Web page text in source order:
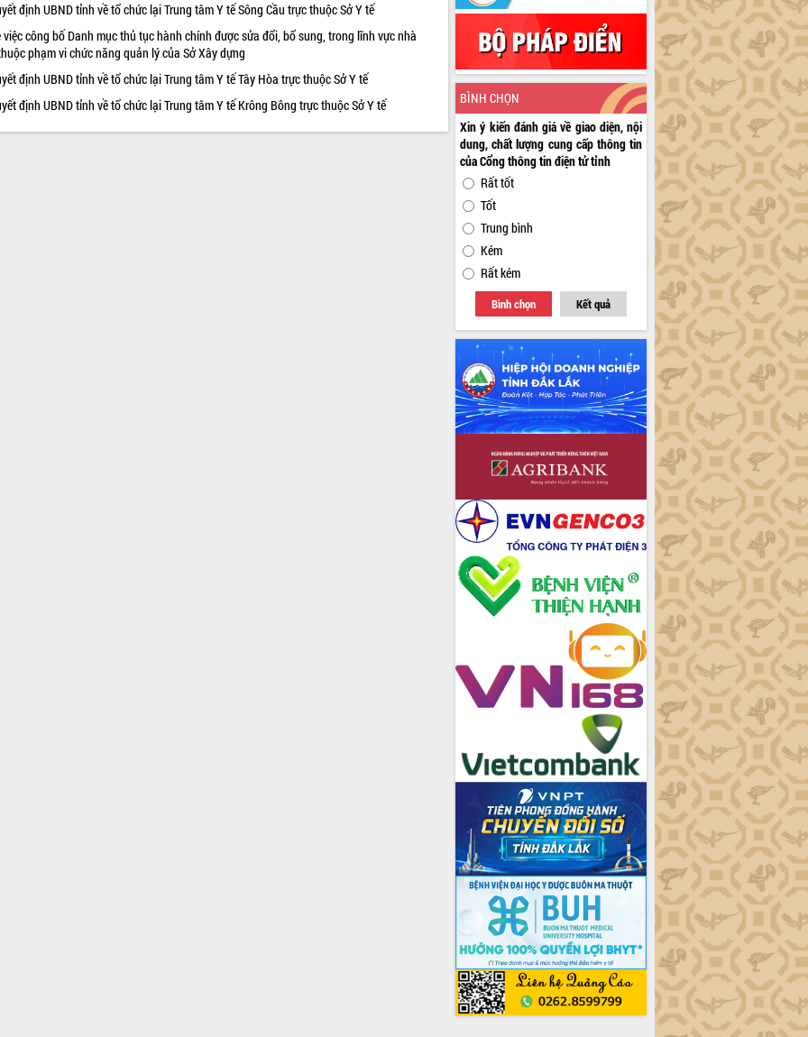
định UBND tỉnh về tổ chức lại Trung tâm Y tế Sông Cầu trực thuộc Sở Y tế
việc công bố Danh mục thủ tục hành chính được sửa đổi, bổ sung, trong lĩnh vực nhà
phạm vi chức năng quản lý của Sở Xây dựng
định UBND tỉnh về tổ chức lại Trung tâm Y tế Tây Hòa trực thuộc Sở Y tế
định UBND tỉnh về tổ chức lại Trung tâm Y tế Krông Bông trực thuộc Sở Y tế
BÌNH CHỌN
Xin ý kiến đánh giá về giao diện, nội
dung, chất lượng cung cấp thông tin
của Cổng thông tin điện tử tỉnh
Rất tốt
Tốt
Trung bình
Kém
Rất kém
Bình chọn Kết quả